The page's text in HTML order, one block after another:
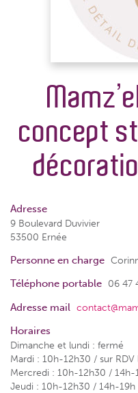
concept
Adresse
9 Boulevard Duvivier
53500 Ernée
Personne en charge
Téléphone portable 06 47
Adresse mail
Horaires
Dimanche et lundi : fermé
Mardi : 10h-12h30 / sur RDV
Mercredi : 10h-12h30 / 14h-
Jeudi : 10h-12h30 / 14h-19h